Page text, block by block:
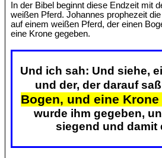
In der Bibel beginnt diese Endzeit mit
weißen Pferd. Johannes prophezeit
auf einem weißen Pferd, der einen
eine Krone gegeben.
Und ich sah: Und siehe,
und der, der darauf
Bogen, und eine
wurde ihm gegeben,
siegend und damit